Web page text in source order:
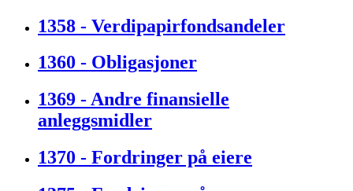
1358 - Verdipapirfondsandeler
1360 - Obligasjoner
1369 - Andre finansielle
anleggsmidler
1370 - Fordringer på eiere